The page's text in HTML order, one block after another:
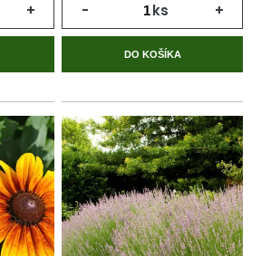
+ - ks +
DO KOŠÍKA